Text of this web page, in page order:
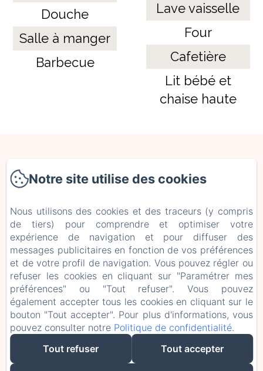
Douche
Salle à manger
Barbecue
Lave vaisselle
Four
Cafetière
Lit bébé et
chaise haute
À LATRY,
0663711241
CONTACTEZ NOUS
ACCUEIL
CHAMBRES ET SUITES
CONTACT
EN FR
Notre site utilise des cookies
Nous utilisons des cookies et des traceurs (y compris
de tiers) pour comprendre et optimiser votre
expérience de navigation et pour diffuser des
messages publicitaires en fonction de vos préférences
et de votre profil de navigation. Vous pouvez régler ou
refuser les cookies en cliquant sur "Paramétrer mes
préférences" ou "Tout refuser". Vous pouvez
également accepter tous les cookies en cliquant sur le
bouton "Tout accepter". Pour plus d'informations, vous
pouvez consulter notre Politique de confidentialité.
Tout refuser
Tout accepter